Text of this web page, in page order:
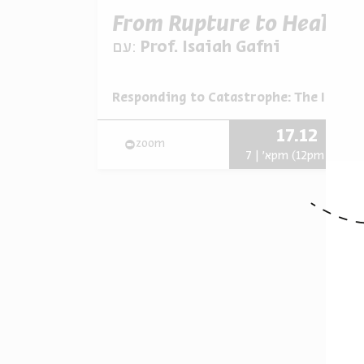
From Rupture to Healing
עם: Prof. Isaiah Gafni
מתוך:
Responding to Catastrophe: The
zoom 17.12
א' | 7pm (12pm EST)